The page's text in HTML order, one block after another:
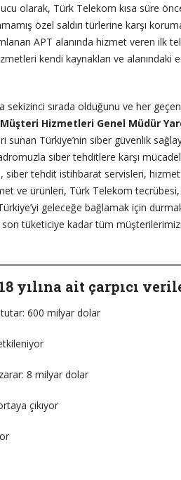
olarak, Türk Telekom kısa süre
özel saldırı türlerine karşı
APT alanında hizmet veren ilk
kendi kaynakları ve alanındaki
sekizinci sırada olduğunu ve her geçen
Hizmetleri Genel Müdür
Türkiye’nin siber güvenlik
siber tehditlere karşı
tehdit istihbarat servisleri,
ve ürünleri, Türk Telekom
geleceğe bağlamak için
tüketiciye kadar tüm
yılına ait çarpıcı
600 milyar dolar
8 milyar dolar
çıkıyor